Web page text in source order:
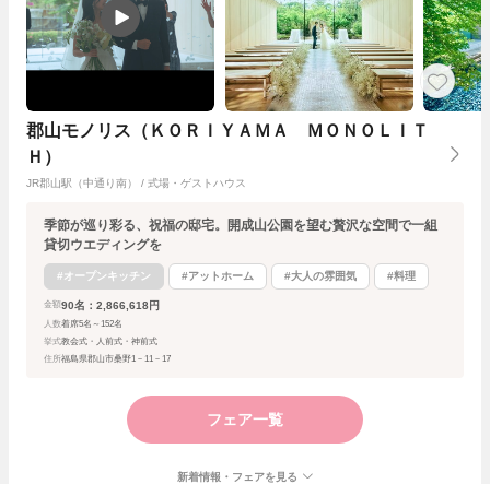
郡山モノリス（ＫＯＲＩＹＡＭＡ ＭＯＮＯＬＩＴ
Ｈ）
JR郡山駅（中通り南） / 式場・ゲストハウス
季節が巡り彩る、祝福の邸宅。開成山公園を望む贅沢な空間で一組
貸切ウエディングを
#オープンキッチン #アットホーム #大人の雰囲気 #料理
金額 90名：2,866,618円
人数着席5名～152名
挙式教会式・人前式・神前式
住所福島県郡山市桑野1－11－17
フェア一覧
新着情報・フェアを見る